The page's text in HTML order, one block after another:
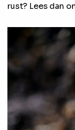
rust? Lees dan